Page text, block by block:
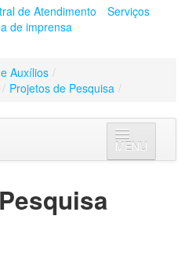
de Atendimento
Serviços
de imprensa
Auxílios /
/ Projetos de Pesquisa /
MENU